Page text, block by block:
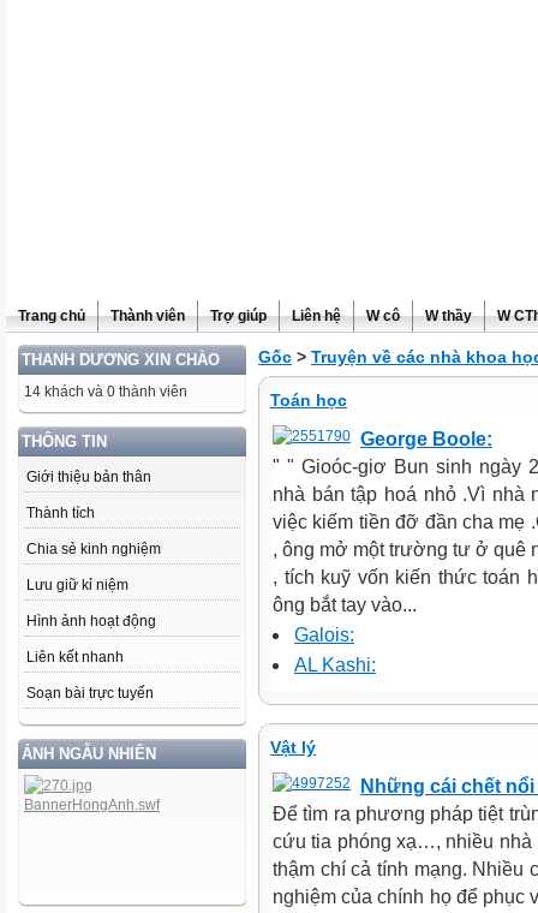
Trang chủ Thành viên Trợ giúp Liên hệ W cô W thầy W
THANH DƯƠNG XIN CHÀO
14 khách và 0 thành viên
THÔNG TIN
Giới thiệu bản thân
Thành tích
Chia sẻ kinh nghiệm
Lưu giữ kỉ niệm
Hình ảnh hoạt động
Liên kết nhanh
Soạn bài trực tuyến
ẢNH NGẪU NHIÊN
Gốc > Truyện về các nhà khoa
Toán học
George Boole:
" " Gioóc-giơ Bun sinh ngày
nhà bán tập hoá nhỏ .Vì nhà
việc kiếm tiền đỡ đần cha mẹ
, ông mở một trường tư ở quê
, tích kuỹ vốn kiến thức toán
ông bắt tay vào...
Galois:
AL Kashi:
Vật lý
Những cái chết
Để tìm ra phương pháp tiệt
cứu tia phóng xạ…, nhiều nhà
thậm chí cả tính mạng. Nhiều
nghiệm của chính họ để phục